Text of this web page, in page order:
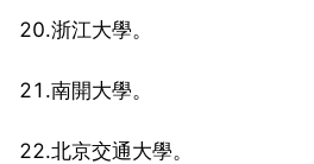
20.浙江大學。
21.南開大學。
22.北京交通大學。